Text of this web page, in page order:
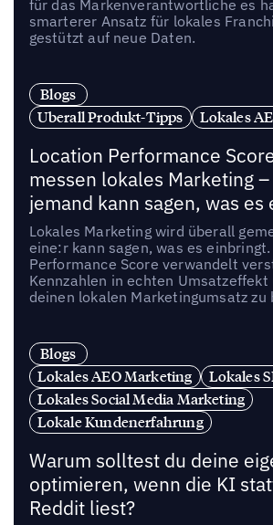
für das Markenverantwortliche es
smarterer Ansatz für lokales
gestützt auf neue Daten.
Blogs
Uberall Produkt-Tipps
Lokales
Location Performance
messen lokales Marketing
jemand kann sagen, was es
Lokales Marketing wird überall
eine:r kann sagen, was es
Performance Score verwandelt
Kennzahlen in echten Umsatzeffekt
deinen lokalen Marketingumsatz zu
Blogs
Lokales AEO Marketing
Lokales
Lokales Social Media Marketing
Lokale Kundenerfahrung
Warum solltest du deine
optimieren, wenn die KI
Reddit liest?